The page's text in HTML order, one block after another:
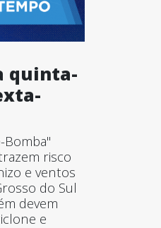
quinta-
Bomba"
risco
e ventos
do Sul
devem
e